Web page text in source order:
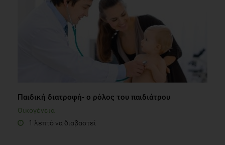
Παιδική διατροφή- ο ρόλος του παιδιάτρου
Οικογένεια
1 λεπτό να διαβαστεί